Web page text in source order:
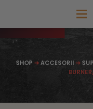
SHOP ➔ACCESORII ➔